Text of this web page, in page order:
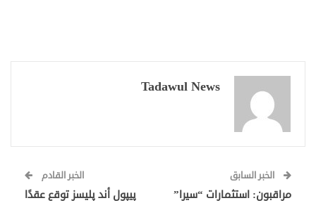
Tadawul News
الخبر السابق
مراقبون: استثمارات “سيرا”
الخبر القادم
پيپول أند پليسز توقع عقدًا